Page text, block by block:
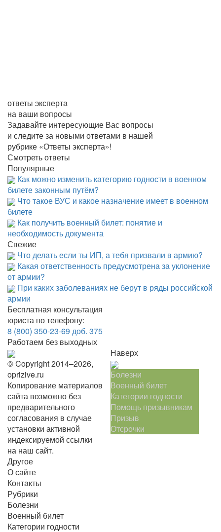
ответы эксперта
на ваши вопросы
Задавайте интересующие Вас вопросы
и следите за новыми ответами в нашей
рубрике «Ответы эксперта»!
Смотреть ответы
Популярные
Как можно изменить категорию годности в военном
билете законным путём?
Что такое ВУС и какое назначение имеет в военном
билете
Как получить военный билет: понятие и
необходимость документа
Свежие
Что делать если ты ИП, а тебя призвали в армию?
Какая ответственность предусмотрена за уклонение
от армии?
При каких заболеваниях не берут в ряды российской
армии
Бесплатная консультация
юриста по телефону:
8 (800) 350-23-69 доб. 375
Работаем без выходных
© Copyright 2014–2026,
oprizive.ru
Копирование материалов
сайта возможно без
предварительного
согласования в случае
установки активной
индексируемой ссылки
на наш сайт.
Другое
О сайте
Контакты
Рубрики
Болезни
Военный билет
Категории годности
Наверх
Болезни
Военный билет
Категории годности
Помощь призывникам
Призыв
Отсрочки